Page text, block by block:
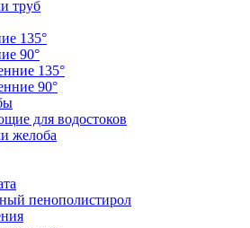
труб
135°
90°
135°
90°
для водостоков
желоба
пенополистирол